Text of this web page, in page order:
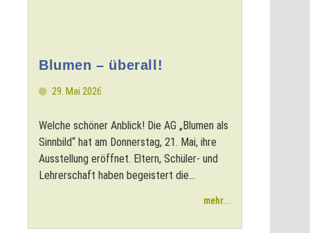
Blumen – überall!
29. Mai 2026
Welche schöner Anblick! Die AG „Blumen als
Sinnbild“ hat am Donnerstag, 21. Mai, ihre
Ausstellung eröffnet. Eltern, Schüler- und
Lehrerschaft haben begeistert die...
mehr...